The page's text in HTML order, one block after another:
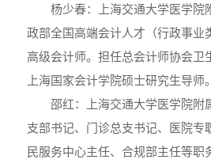
杨少春：上海交通大学医学院
政部全国高端会计人才（行政事业
高级会计师。担任总会计师协会
上海国家会计学院硕士研究生导师。
邵红：上海交通大学医学院附
支部书记、门诊总支书记、医院
民服务中心主任、合规部主任等